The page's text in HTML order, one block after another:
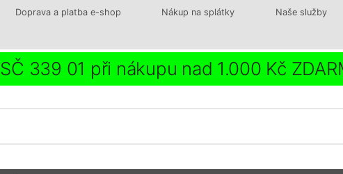
Doprava a platba e-shop Nákup na splátky Naše služby
339 01 při nákupu nad 1.000 Kč